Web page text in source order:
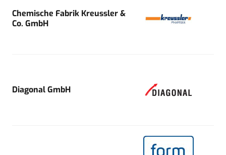
Chemische Fabrik Kreussler &
Co. GmbH
Diagonal GmbH